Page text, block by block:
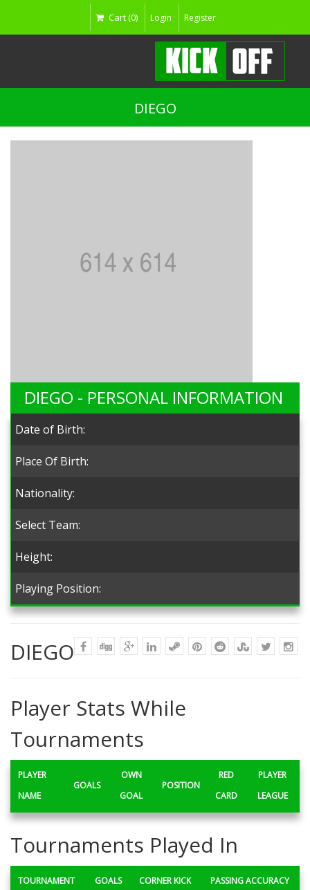
Cart (0) Login Register
DIEGO
DIEGO - PERSONAL INFORMATION
Date of Birth:
Place Of Birth:
Nationality:
Select Team:
Height:
Playing Position:
DIEGO
Player Stats While
Tournaments
PLAYER
NAME
GOALS
OWN
GOAL
POSITION
RED
CARD
PLAYER
LEAGUE
Tournaments Played In
TOURNAMENT GOALS CORNER KICK PASSING ACCURACY